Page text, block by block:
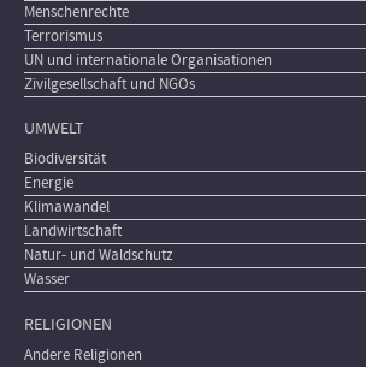
Menschenrechte
Terrorismus
UN und internationale Organisationen
Zivilgesellschaft und NGOs
UMWELT
Biodiversität
Energie
Klimawandel
Landwirtschaft
Natur- und Waldschutz
Wasser
RELIGIONEN
Andere Religionen